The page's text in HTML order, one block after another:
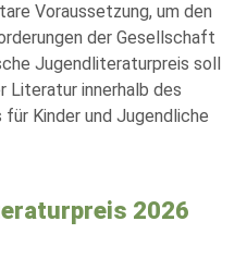
Voraussetzung, um den
der Gesellschaft
Jugendliteraturpreis soll
Literatur innerhalb des
Kinder und Jugendliche
2026